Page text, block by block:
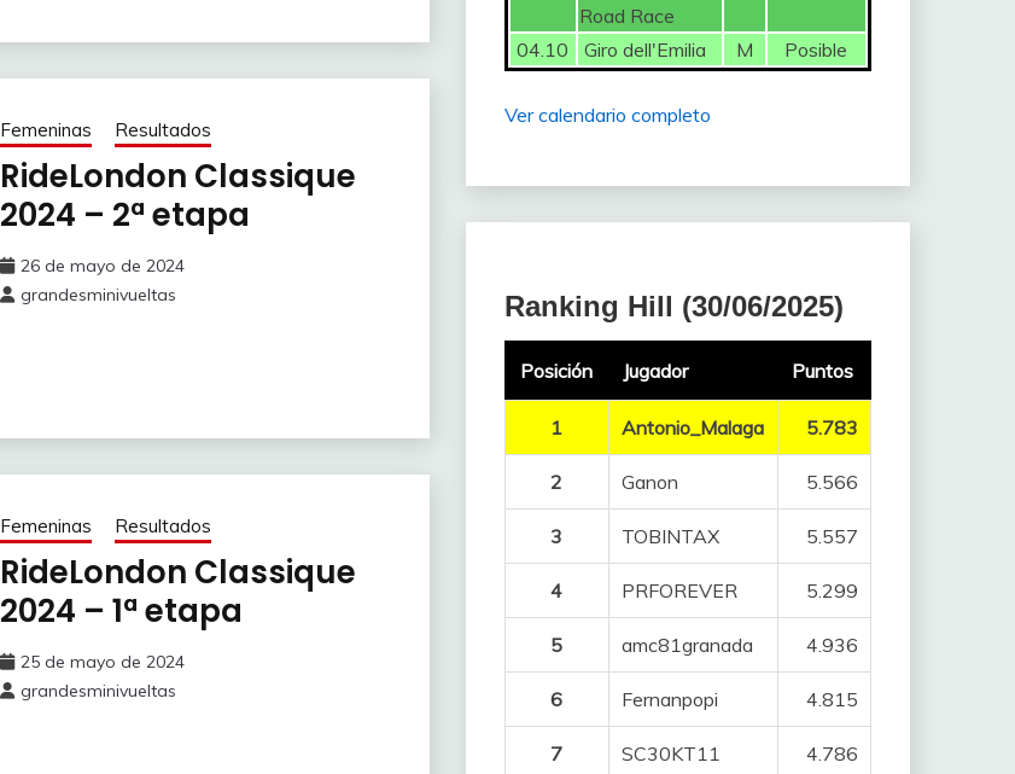
Femeninas Resultados
RideLondon Classique
2024 – 2ª etapa
26 de mayo de 2024
grandesminivueltas
Femeninas Resultados
RideLondon Classique
2024 – 1ª etapa
25 de mayo de 2024
grandesminivueltas
Road Race
04.10 Giro dell'Emilia M Posible
Ver calendario completo
Ranking Hill (30/06/2025)
Posición Jugador Puntos
1 Antonio_Malaga 5.783
2 Ganon 5.566
3 TOBINTAX 5.557
4 PRFOREVER 5.299
5 amc81granada 4.936
6 Fernanpopi 4.815
7 SC30KT11 4.786